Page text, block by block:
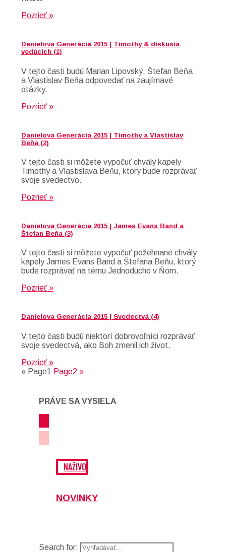
Pozrieť »
Danielova Generácia 2015 | Timothy & diskusia
vedúcich (1)
V tejto časti budú Marian Lipovský, Štefan Beňa
a Vlastislav Beňa odpovedať na zaujímavé
otázky.
Pozrieť »
Danielova Generácia 2015 | Timothy a Vlastislav
Beňa (2)
V tejto časti si môžete vypočuť chvály kapely
Timothy a Vlastislava Beňu, ktorý bude rozprávať
svoje svedectvo.
Pozrieť »
Danielova Generácia 2015 | James Evans Band a
Štefan Beňa (3)
V tejto časti si môžete vypočuť požehnané chvály
kapely James Evans Band a Štefana Beňu, ktorý
bude rozprávať na tému Jednoducho v Ňom.
Pozrieť »
Danielova Generácia 2015 | Svedectvá (4)
V tejto časti budú niektorí dobrovoľníci rozprávať
svoje svedectvá, ako Boh zmenil ich život.
Pozrieť »
« Page1 Page2 »
PRÁVE SA VYSIELA
NAŽIVO
NOVINKY
Search for: